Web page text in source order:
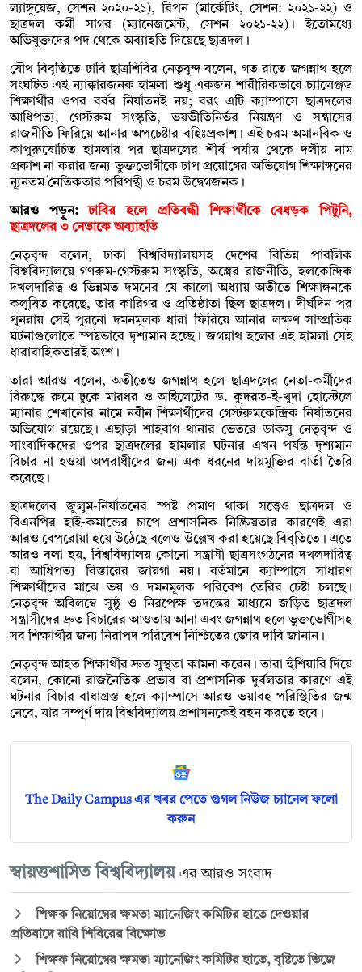
ল্যাঙ্গুয়েজ, সেশন ২০২০-২১), রিপন (মার্কেটিং, সেশন: ২০২১-২২) ও
ছাত্রদল কর্মী সাগর (ম্যানেজমেন্ট, সেশন ২০২১-২২)। ইতোমধ্যে
অভিযুক্তদের পদ থেকে অব্যাহতি দিয়েছে ছাত্রদল।
যৌথ বিবৃতিতে ঢাবি ছাত্রশিবির নেতৃবৃন্দ বলেন, গত রাতে জগন্নাথ হলে
সংঘটিত এই ন্যাক্কারজনক হামলা শুধু একজন শারীরিকভাবে চ্যালেঞ্জড
শিক্ষার্থীর ওপর বর্বর নির্যাতনই নয়; বরং এটি ক্যাম্পাসে ছাত্রদলের
আধিপত্য, গেস্টরুম সংস্কৃতি, ভয়ভীতিনির্ভর নিয়ন্ত্রণ ও সন্ত্রাসের
রাজনীতি ফিরিয়ে আনার অপচেষ্টার বহিঃপ্রকাশ। এই চরম অমানবিক ও
কাপুরুষোচিত হামলার পর ছাত্রদলের শীর্ষ পর্যায় থেকে দলীয় নাম
প্রকাশ না করার জন্য ভুক্তভোগীকে চাপ প্রয়োগের অভিযোগ শিক্ষাঙ্গনের
ন্যূনতম নৈতিকতার পরিপন্থী ও চরম উদ্বেগজনক।
আরও পড়ুন:ঢাবির হলে প্রতিবন্ধী শিক্ষার্থীকে বেধড়ক পিটুনি,
ছাত্রদলের ৩ নেতাকে অব্যাহতি
নেতৃবৃন্দ বলেন, ঢাকা বিশ্ববিদ্যালয়সহ দেশের বিভিন্ন পাবলিক
বিশ্ববিদ্যালয়ে গণরুম-গেস্টরুম সংস্কৃতি, অস্ত্রের রাজনীতি, হলকেন্দ্রিক
দখলদারিত্ব ও ভিন্নমত দমনের যে কালো অধ্যায় অতীতে শিক্ষাঙ্গনকে
কলুষিত করেছে, তার কারিগর ও প্রতিষ্ঠাতা ছিল ছাত্রদল। দীর্ঘদিন পর
পুনরায় সেই পুরনো দমনমূলক ধারা ফিরিয়ে আনার লক্ষণ সাম্প্রতিক
ঘটনাগুলোতে স্পষ্টভাবে দৃশ্যমান হচ্ছে। জগন্নাথ হলের এই হামলা সেই
ধারাবাহিকতারই অংশ।
তারা আরও বলেন, অতীতেও জগন্নাথ হলে ছাত্রদলের নেতা-কর্মীদের
বিরুদ্ধে রুমে ঢুকে মারধর ও আইলেটের ড. কুদরত-ই-খুদা হোস্টেলে
ম্যানার শেখানোর নামে নবীন শিক্ষার্থীদের গেস্টরুমকেন্দ্রিক নির্যাতনের
অভিযোগ রয়েছে। এছাড়া শাহবাগ থানার ভেতরে ডাকসু নেতৃবৃন্দ ও
সাংবাদিকদের ওপর ছাত্রদলের হামলার ঘটনার এখন পর্যন্ত দৃশ্যমান
বিচার না হওয়া অপরাধীদের জন্য এক ধরনের দায়মুক্তির বার্তা তৈরি
করেছে।
ছাত্রদলের জুলুম-নির্যাতনের স্পষ্ট প্রমাণ থাকা সত্ত্বেও ছাত্রদল ও
বিএনপির হাই-কমান্ডের চাপে প্রশাসনিক নিষ্ক্রিয়তার কারণেই এরা
আরও বেপরোয়া হয়ে উঠেছে বলেও উল্লেখ করা হয়েছে বিবৃতিতে। এতে
আরও বলা হয়, বিশ্ববিদ্যালয় কোনো সন্ত্রাসী ছাত্রসংগঠনের দখলদারিত্ব
বা আধিপত্য বিস্তারের জায়গা নয়। বর্তমানে ক্যাম্পাসে সাধারণ
শিক্ষার্থীদের মাঝে ভয় ও দমনমূলক পরিবেশ তৈরির চেষ্টা চলছে।
নেতৃবৃন্দ অবিলম্বে সুষ্ঠু ও নিরপেক্ষ তদন্তের মাধ্যমে জড়িত ছাত্রদল
সন্ত্রাসীদের দ্রুত বিচারের আওতায় আনা এবং জগন্নাথ হলে ভুক্তভোগীসহ
সব শিক্ষার্থীর জন্য নিরাপদ পরিবেশ নিশ্চিতের জোর দাবি জানান।
নেতৃবৃন্দ আহত শিক্ষার্থীর দ্রুত সুস্থতা কামনা করেন। তারা হুঁশিয়ারি দিয়ে
বলেন, কোনো রাজনৈতিক প্রভাব বা প্রশাসনিক দুর্বলতার কারণে এই
ঘটনার বিচার বাধাগ্রস্ত হলে ক্যাম্পাসে আরও ভয়াবহ পরিস্থিতির জন্ম
নেবে, যার সম্পূর্ণ দায় বিশ্ববিদ্যালয় প্রশাসনকেই বহন করতে হবে।
The Daily Campus এর খবর পেতে গুগল নিউজ চ্যানেল ফলো
করুন
স্বায়ত্তশাসিত বিশ্ববিদ্যালয় এর আরও সংবাদ
শিক্ষক নিয়োগের ক্ষমতা ম্যানেজিং কমিটির হাতে দেওয়ার
প্রতিবাদে রাবি শিবিরের বিক্ষোভ
শিক্ষক নিয়োগের ক্ষমতা ম্যানেজিং কমিটির হাতে, বৃষ্টিতে ভিজে